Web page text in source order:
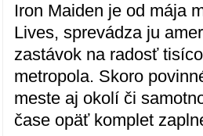
Iron Maiden je od mája
Lives, sprevádza ju
zastávok na radosť
metropola. Skoro
meste aj okolí či
čase opäť komplet